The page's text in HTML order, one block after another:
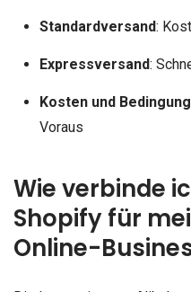
Standardversand:
Expressversand:
Kosten und
Voraus
Wie verbinde
Shopify für
Online-